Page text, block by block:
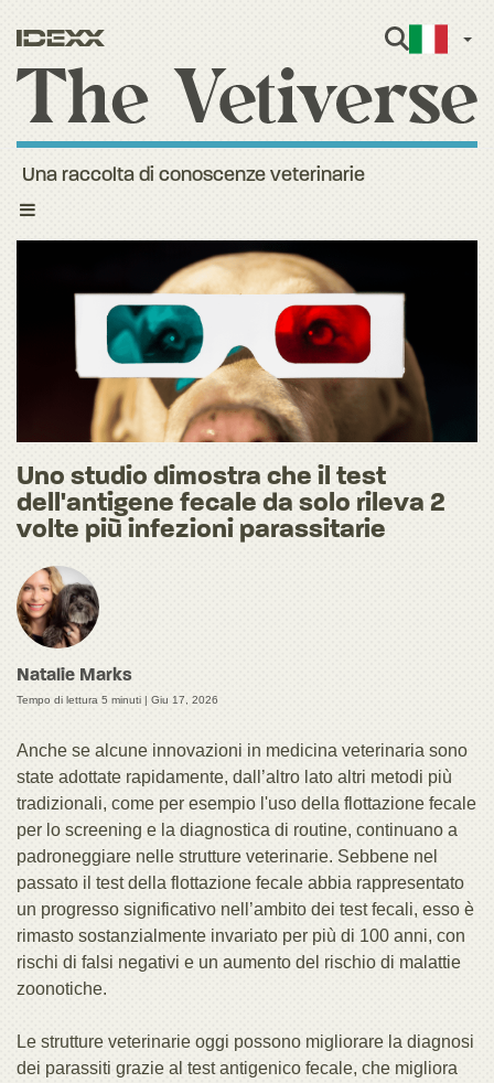
Toggle
Una raccolta di conoscenze veterinarie
Uno studio dimostra che il test
dell'antigene fecale da solo rileva 2
volte più infezioni parassitarie
Natalie Marks
Tempo di lettura 5 minuti | Giu 17, 2026
Anche se alcune innovazioni in medicina veterinaria sono
state adottate rapidamente, dall’altro lato altri metodi più
tradizionali, come per esempio l'uso della flottazione fecale
per lo screening e la diagnostica di routine, continuano a
padroneggiare nelle strutture veterinarie. Sebbene nel
passato il test della flottazione fecale abbia rappresentato
un progresso significativo nell’ambito dei test fecali, esso è
rimasto sostanzialmente invariato per più di 100 anni, con
rischi di falsi negativi e un aumento del rischio di malattie
zoonotiche.
Le strutture veterinarie oggi possono migliorare la diagnosi
dei parassiti grazie al test antigenico fecale, che migliora